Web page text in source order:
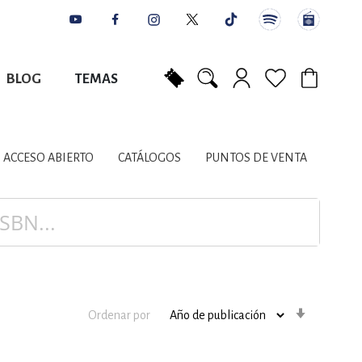
BLOG TEMAS
LITERARIOS
PLANIFICACIÓN
ACCESO ABIERTO CATÁLOGOS PUNTOS DE VENTA
Ordenar por